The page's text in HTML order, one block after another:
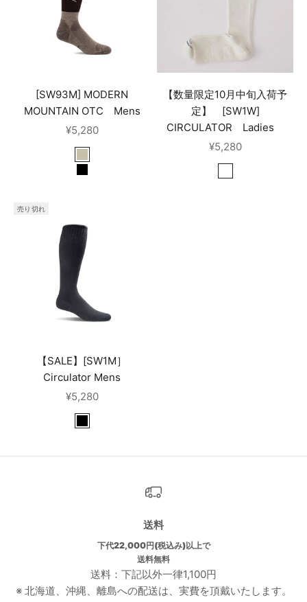
[SW93M] MODERN
MOUNTAIN OTC Mens
セール価格
¥5,280
khaki
black
【数量限定10月中旬入荷予
定】 [SW1W]
CIRCULATOR Ladies
セール価格
¥5,280
【数量限定10月
売り切れ
【SALE】[SW1M］
Circulator Mens
セール価格
¥5,280
Black
送料
下代22,000円(税込み)以上で
送料無料
送料：下記以外一律1,100円
※ 北海道、沖縄、離島への配送は、実費を頂戴いたします。